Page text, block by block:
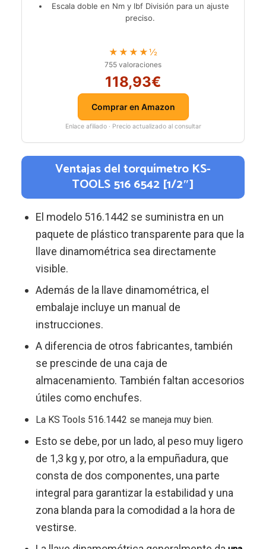
Escala doble en Nm y lbf División para un ajuste
preciso.
★★★★½
755 valoraciones
118,93€
Comprar en Amazon
Enlace afiliado · Precio actualizado al consultar
Ventajas del torquímetro KS-
TOOLS 516 6542 [1/2″]
El modelo 516.1442 se suministra en un
paquete de plástico transparente para que la
llave dinamométrica sea directamente
visible.
Además de la llave dinamométrica, el
embalaje incluye un manual de
instrucciones.
A diferencia de otros fabricantes, también
se prescinde de una caja de
almacenamiento. También faltan accesorios
útiles como enchufes.
La KS Tools 516.1442 se maneja muy bien.
Esto se debe, por un lado, al peso muy ligero
de 1,3 kg y, por otro, a la empuñadura, que
consta de dos componentes, una parte
integral para garantizar la estabilidad y una
zona blanda para la comodidad a la hora de
vestirse.